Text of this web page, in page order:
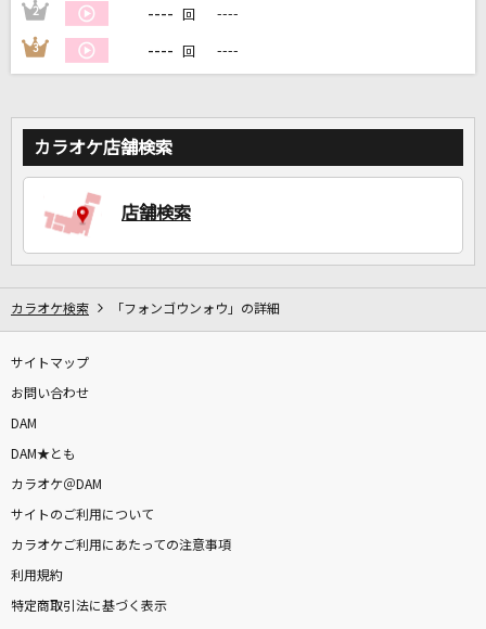
カラオケをもっと楽しもう！
2 ---- 回 ----
3 ---- 回 ----
カラオケ店舗検索
店舗検索
カラオケ検索 「フォンゴウンォウ」の詳細
サイトマップ
お問い合わせ
DAM
DAM★とも
カラオケ＠DAM
サイトのご利用について
カラオケご利用にあたっての注意事項
利用規約
特定商取引法に基づく表示